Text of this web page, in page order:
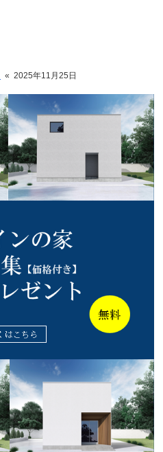
« 2025年11月25日